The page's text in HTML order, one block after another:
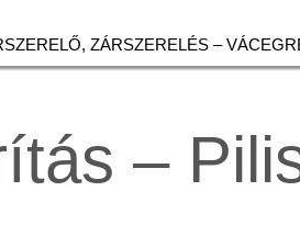
ZÁRSZERELÉS –
–